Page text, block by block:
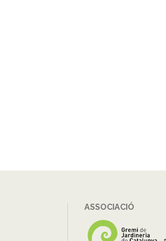
ASSOCIACIÓ